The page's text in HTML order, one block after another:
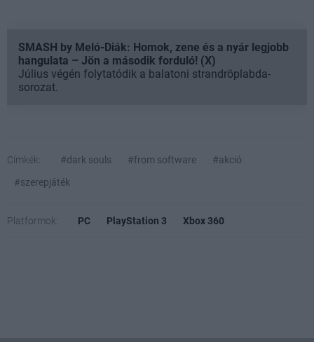
SMASH by Meló-Diák: Homok, zene és a nyár legjobb
hangulata – Jön a második forduló! (X)
Július végén folytatódik a balatoni strandröplabda-
sorozat.
Címkék: #dark souls #from software
#akció
#szerepjáték
Platformok: PC PlayStation 3 Xbox 360